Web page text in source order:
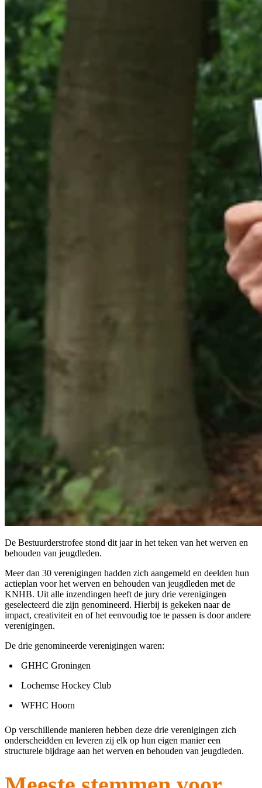
De Bestuurderstrofee stond dit jaar in het teken van het werven en
behouden van jeugdleden.
Meer dan 30 verenigingen hadden zich aangemeld en deelden hun
actieplan voor het werven en behouden van jeugdleden met de
KNHB. Uit alle inzendingen heeft de jury drie verenigingen
geselecteerd die zijn genomineerd. Hierbij is gekeken naar de
impact, creativiteit en of het eenvoudig toe te passen is door andere
verenigingen.
De drie genomineerde verenigingen waren:
GHHC Groningen
Lochemse Hockey Club
WFHC Hoorn
Op verschillende manieren hebben deze drie verenigingen zich
onderscheidden en leveren zij elk op hun eigen manier een
structurele bijdrage aan het werven en behouden van jeugdleden.